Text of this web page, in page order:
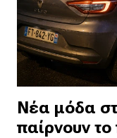
Νέα μόδα
παίρνουν